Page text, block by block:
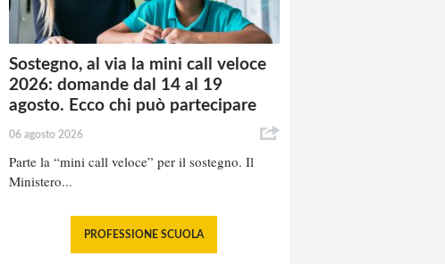
Sostegno, al via la mini call veloce
2026: domande dal 14 al 19
agosto. Ecco chi può partecipare
06 agosto 2026
Parte la “mini call veloce” per il sostegno. Il
Ministero...
PROFESSIONE SCUOLA